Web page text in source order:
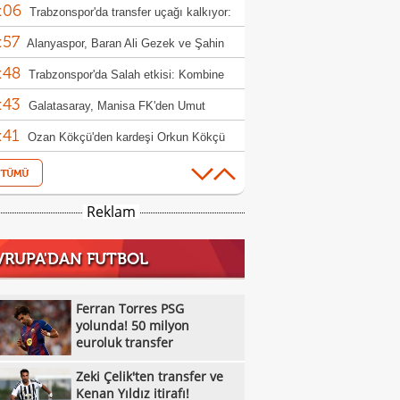
Trabzonspor'da transfer uçağı kalkıyor:
Nunez
Alanyaspor, Baran Ali Gezek ve Şahin
kadrosuna kattı
Trabzonspor'da Salah etkisi: Kombine
rekor!
Galatasaray, Manisa FK'den Umut
kadrosuna kattı
Ozan Kökçü'den kardeşi Orkun Kökçü
Fenerbahçe'de sıcak saatler: Romelu
Arsenal, Bruno Guimaraes'i açıkladı!
açıklaması
Vangelis Pavlidis transfer kararını
teklif hazırlığı!
Zeki Çelik'ten transfer ve Kenan Yıldız
Fenerbahçe'de Semedo takımdan
İşte nedeni
Beşiktaş'ta Felix Uduokhai'ye sürpriz
Reklam
FUTBOL
Ferran Torres PSG
yolunda! 50 milyon
euroluk transfer
Zeki Çelik'ten transfer ve
Kenan Yıldız itirafı!